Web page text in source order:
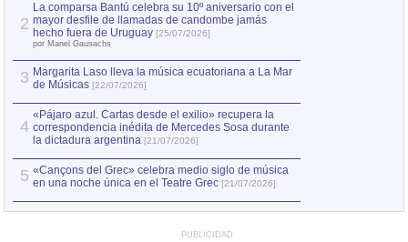
2
La comparsa Bantú celebra su 10º aniversario con el
mayor desfile de llamadas de candombe jamás
hecho fuera de Uruguay [25/07/2026]
por Manel Gausachs
3 Margarita Laso lleva la música ecuatoriana a La Mar
de Músicas [22/07/2026]
4
«Pájaro azul. Cartas desde el exilio» recupera la
correspondencia inédita de Mercedes Sosa durante
la dictadura argentina [21/07/2026]
5 «Cançons del Grec» celebra medio siglo de música
en una noche única en el Teatre Grec [21/07/2026]
PUBLICIDAD